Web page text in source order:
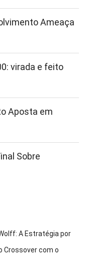
Ameaça
virada e feito
Aposta em
Sobre
A Estratégia por
Crossover com o